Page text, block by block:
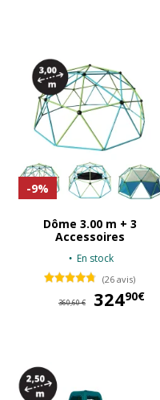
-9%
Dôme 3.00 m + 3
Accessoires
En stock
(26 avis)
360,60 € 32490€